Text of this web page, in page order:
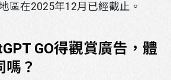
區在2025年12月已經截止。
GO得觀賞廣告，體
嗎？